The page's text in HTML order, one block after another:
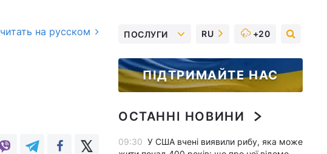
читать на русском ПОСЛУГИ RU +20
ПІДТРИМАЙТЕ НАС
ОСТАННІ НОВИНИ
09:30 У США вчені виявили рибу, яка може